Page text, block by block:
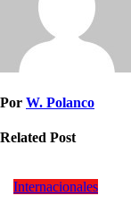
Por W. Polanco
Related Post
Internacionales